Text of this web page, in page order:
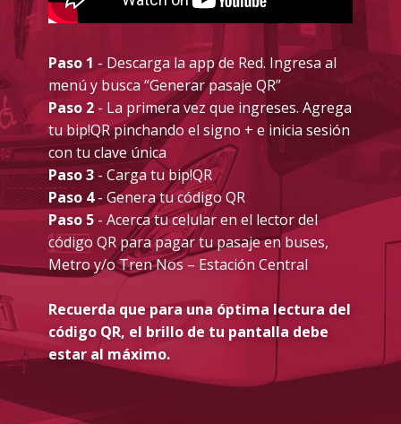
Paso 1 - Descarga la app de Red. Ingresa al
menú y busca “Generar pasaje QR”
Paso 2 - La primera vez que ingreses. Agrega
tu bip!QR pinchando el signo + e inicia sesión
con tu clave única
Paso 3 - Carga tu bip!QR
Paso 4- Genera tu código QR
Paso 5- Acerca tu celular en el lector del
código QR para pagar tu pasaje en buses,
Metro y/o Tren Nos – Estación Central
Recuerda que para una óptima lectura del
código QR, el brillo de tu pantalla debe
estar al máximo.